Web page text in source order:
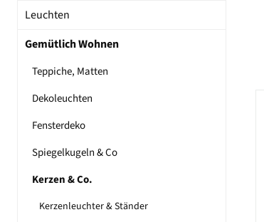
Leuchten
Gemütlich Wohnen
Teppiche, Matten
Dekoleuchten
Fensterdeko
Spiegelkugeln & Co
Kerzen & Co.
Kerzenleuchter & Ständer